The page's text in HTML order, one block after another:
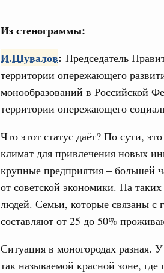
Из стенограммы:
И.Шувалов: Председатель
территории опережающего
монообразований в Российской
территории опережающего
Что этот статус даёт? По сути,
климат для привлечения новых
крупные предприятия – большей
от советской экономики. На
людей. Семьи, которые связаны с
составляют от 25 до 50%
Ситуация в моногородах разная.
так называемой красной зоне, где